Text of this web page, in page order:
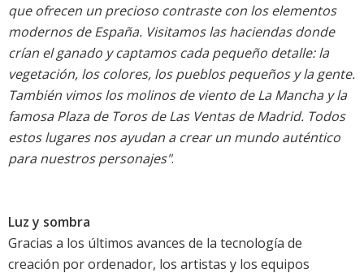
que ofrecen un precioso contraste con los elementos
modernos de España. Visitamos las haciendas donde
crían el ganado y captamos cada pequeño detalle: la
vegetación, los colores, los pueblos pequeños y la gente.
También vimos los molinos de viento de La Mancha y la
famosa Plaza de Toros de Las Ventas de Madrid. Todos
estos lugares nos ayudan a crear un mundo auténtico
para nuestros personajes".
Luz y sombra
Gracias a los últimos avances de la tecnología de
creación por ordenador, los artistas y los equipos